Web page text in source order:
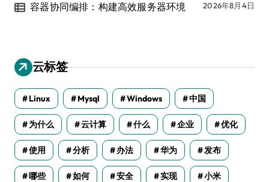
容器协同编排：构建高效服务器环境 2026年8月4日
云标签
Linux Mysql Windows 中国
为什么 云计算 什么 企业 优化
使用 分析 办法 华为 发布
哪些 如何 安全 实现 小米